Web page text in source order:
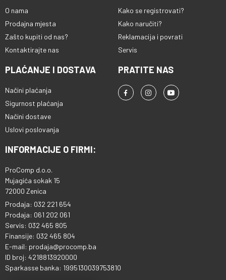
O nama
Prodajna mjesta
Zašto kupiti od nas?
Kontaktirajte nas
Kako se registrovati?
Kako naručiti?
Reklamacija i povrati
Servis
PLAĆANJE I DOSTAVA
Načini plaćanja
Sigurnost plaćanja
Načini dostave
Uslovi poslovanja
PRATITE NAS
INFORMACIJE O FIRMI:
ProComp d.o.o.
Mujagića sokak 15
72000 Zenica
Prodaja: 032 221 654
Prodaja: 061 202 061
Servis: 032 465 805
Finansije: 032 465 804
E-mail: prodaja@procomp.ba
ID broj: 4218813920000
Sparkasse banka: 1995130039753810